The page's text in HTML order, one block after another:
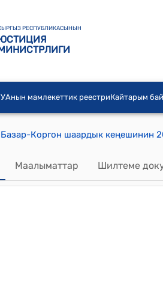
РЕСПУБЛИКАСЫНЫН
мамлекеттик реестриКайтарым
Маалыматтар Шилтеме